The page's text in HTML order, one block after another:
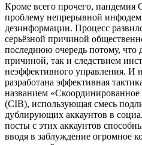
Кроме всего прочего, пандемия
проблему непрерывной
дезинформации. Процесс
серьёзной причиной
последнюю очередь потому, что
причиной, так и следствием
неэффективного управления. И
разработана эффективная
названием «Скоординированное
(CIB), использующая смесь
дублирующих аккаунтов в
посты с этих аккаунтов
вводя в заблуждение огромное